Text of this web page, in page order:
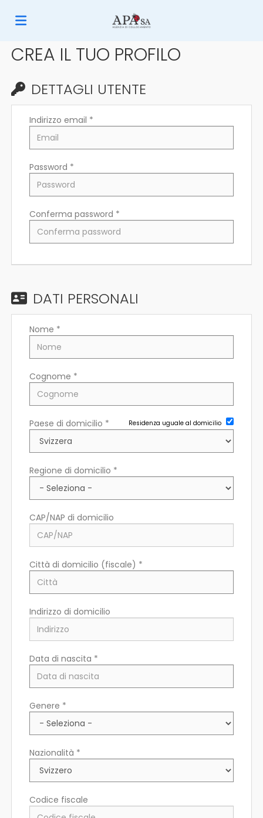
Home
Offerte
di
lavoro
Carica
il
CV
Login
Lingua
EN
FR
IT
DE
ES
PT
CREA IL TUO PROFILO
DETTAGLI UTENTE
Indirizzo email *
Password *
Conferma password *
DATI PERSONALI
Nome *
Cognome *
Paese di domicilio * Residenza uguale al domicilio
Regione di domicilio *
CAP/NAP di domicilio
Città di domicilio (fiscale) *
Indirizzo di domicilio
Paese di residenza *
Regione/Cantone di residenza *
CAP/NAP di residenza
Città di residenza (fiscale)
Data di nascita *
Genere *
Nazionalità *
Codice fiscale